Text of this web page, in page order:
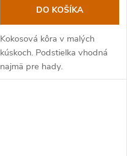
DO KOŠÍKA
Kokosová kôra v malých
kúskoch. Podstielka vhodná
najmä pre hady.